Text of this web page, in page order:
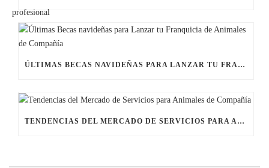
ÚLTIMAS BECAS NAVIDEÑAS PARA LANZAR TU FRANQUICIA DE ANIMALES DE COMPAÑÍA
TENDENCIAS DEL MERCADO DE SERVICIOS PARA ANIMALES DE COMPAÑÍA